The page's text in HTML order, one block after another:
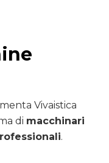
Vivaistica
di macchinari
.